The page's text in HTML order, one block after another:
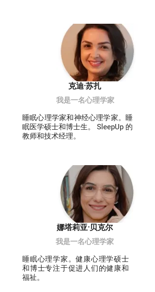
克迪·苏扎
我是一名心理学家
睡眠心理学家和神经心理学家。睡
眠医学硕士和博士生。 SleepUp 的
教师和技术经理。
娜塔莉亚·贝克尔
我是一名心理学家
睡眠心理学家。健康心理学硕士
和博士专注于促进人们的健康和
福祉。